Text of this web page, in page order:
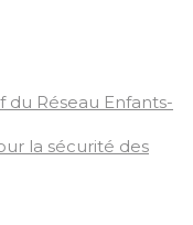
du Réseau Enfants-
la sécurité des